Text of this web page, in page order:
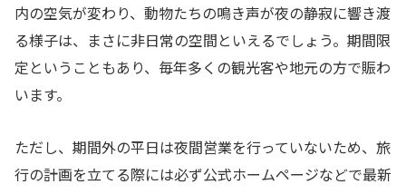
内の空気が変わり、動物たちの鳴き声が夜の静寂に響き渡
る様子は、まさに非日常の空間といえるでしょう。期間限
定ということもあり、毎年多くの観光客や地元の方で賑わ
います。
ただし、期間外の平日は夜間営業を行っていないため、旅
行の計画を立てる際には必ず公式ホームページなどで最新